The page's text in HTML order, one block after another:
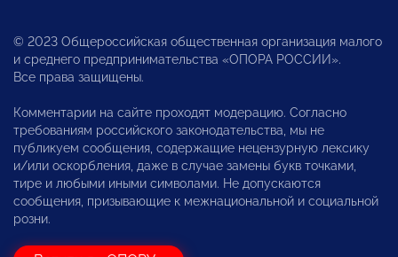
© 2023 Общероссийская общественная организация малого
и среднего предпринимательства «ОПОРА РОССИИ».
Все права защищены.
Комментарии на сайте проходят модерацию. Согласно
требованиям российского законодательства, мы не
публикуем сообщения, содержащие нецензурную лексику
и/или оскорбления, даже в случае замены букв точками,
тире и любыми иными символами. Не допускаются
сообщения, призывающие к межнациональной и социальной
розни.